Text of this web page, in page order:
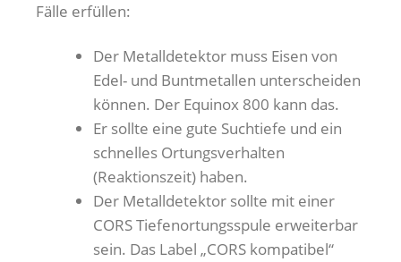
Fälle erfüllen:
Der Metalldetektor muss Eisen von
Edel- und Buntmetallen unterscheiden
können. Der Equinox 800 kann das.
Er sollte eine gute Suchtiefe und ein
schnelles Ortungsverhalten
(Reaktionszeit) haben.
Der Metalldetektor sollte mit einer
CORS Tiefenortungsspule erweiterbar
sein. Das Label „CORS kompatibel“